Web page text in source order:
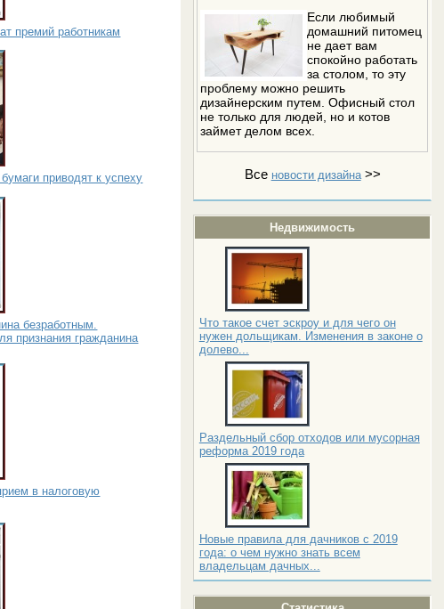
Если любимый
домашний питомец
не дает вам
спокойно работать
за столом, то эту
проблему можно решить
дизайнерским путем. Офисный стол
не только для людей, но и котов
займет делом всех.
Все новости дизайна>>
Недвижимость
Что такое счет эскроу и для чего он
нужен дольщикам. Изменения в законе о
долево...
Раздельный сбор отходов или мусорная
реформа 2019 года
Новые правила для дачников с 2019
года: о чем нужно знать всем
владельцам дачных...
премий работникам
приводят к успеху
безработным.
признания гражданина
в налоговую